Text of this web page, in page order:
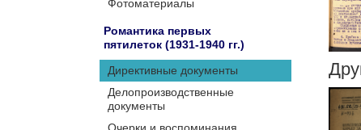
Фотоматериалы
Романтика первых
пятилеток (1931-1940 гг.)
Директивные документы
Делопроизводственные
документы